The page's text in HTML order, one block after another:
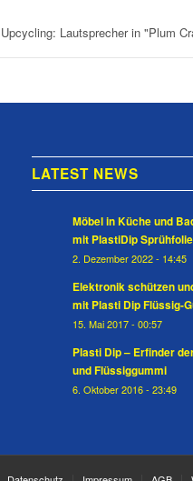
Upcycling: Lautsprecher in "Plum
LATEST NEWS
Möbel in Küche und
mit PlastiDip Sprühfolie
2. Dezember 2022 - 14:45
Elektronik schützen
mit Plasti Dip Flüssig-
15. Mai 2017 - 00:57
Plasti Dip – Erfinder
und Flüssiggummi
6. Oktober 2016 - 23:49